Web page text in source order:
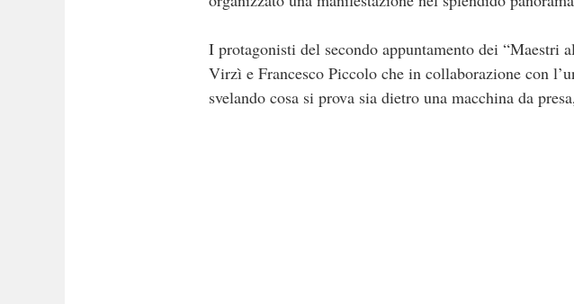
I protagonisti del secondo appuntamento dei “Maestri
Virzì e Francesco Piccolo che in collaborazione con
svelando cosa si prova sia dietro una macchina da